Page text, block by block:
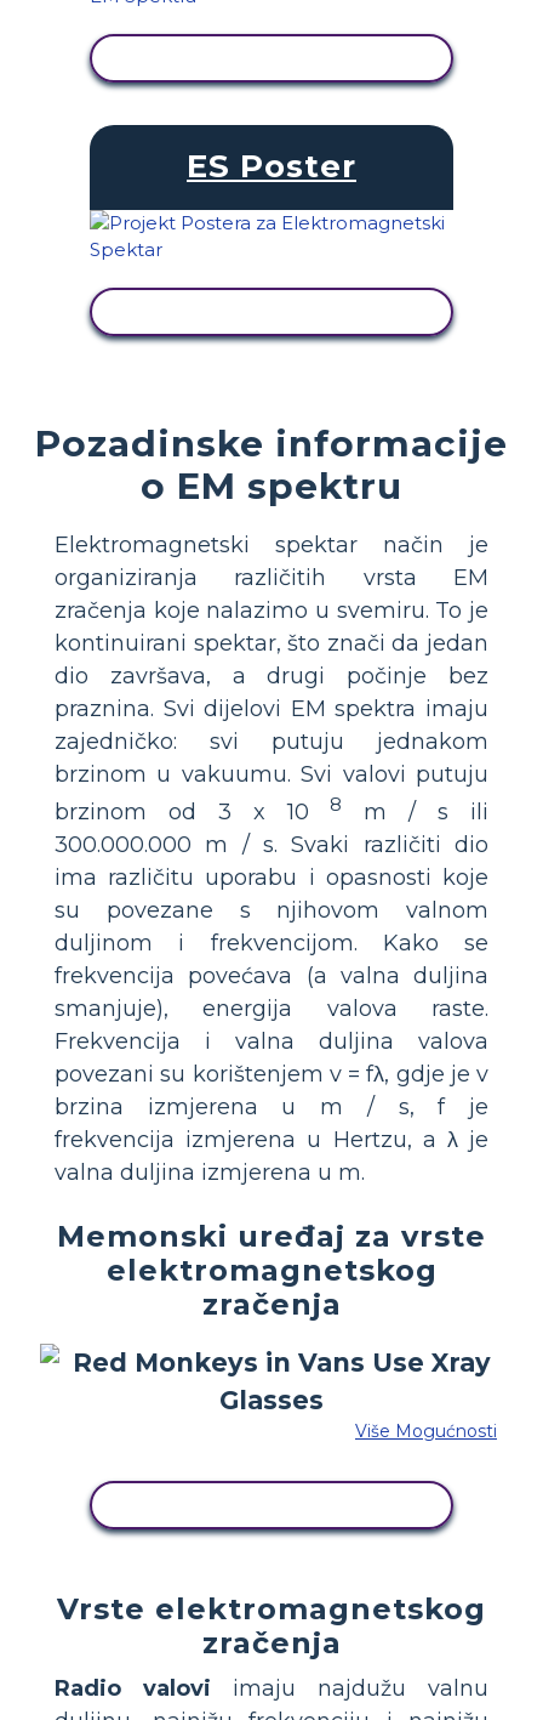
ES Poster
Pozadinske informacije
o EM spektru
Elektromagnetski spektar način je
organiziranja različitih vrsta EM
zračenja koje nalazimo u svemiru. To je
kontinuirani spektar, što znači da jedan
dio završava, a drugi počinje bez
praznina. Svi dijelovi EM spektra imaju
zajedničko: svi putuju jednakom
brzinom u vakuumu. Svi valovi putuju
brzinom od 3 x 10
8
m / s ili
300.000.000 m / s. Svaki različiti dio
ima različitu uporabu i opasnosti koje
su povezane s njihovom valnom
duljinom i frekvencijom. Kako se
frekvencija povećava (a valna duljina
smanjuje), energija valova raste.
Frekvencija i valna duljina valova
povezani su korištenjem v = fλ, gdje je v
brzina izmjerena u m / s, f je
frekvencija izmjerena u Hertzu, a λ je
valna duljina izmjerena u m.
Memonski uređaj za vrste
elektromagnetskog
zračenja
Više Mogućnosti
Vrste elektromagnetskog
zračenja
Radio valovi imaju najdužu valnu